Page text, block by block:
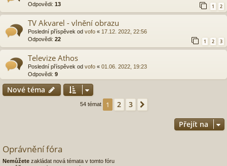
Odpovědi: 13 1 2
TV Akvarel - vlnění obrazu
Poslední příspěvek od vofo « 17.12. 2022, 22:56
Odpovědi: 22 1 2 3
Televize Athos
Poslední příspěvek od vofo « 01.06. 2022, 19:23
Odpovědi: 9
Nové téma
54 témat 1 2 3
Přejít na
Oprávnění fóra
Nemůžete zakládat nová témata v tomto fóru